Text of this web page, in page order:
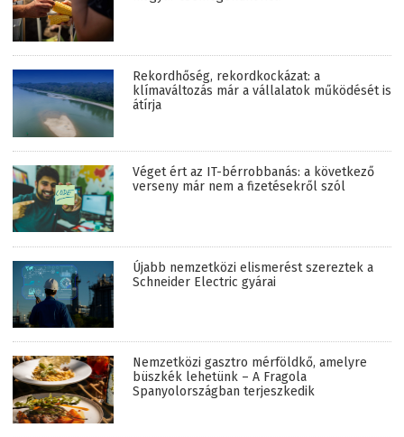
Rekordhőség, rekordkockázat: a
klímaváltozás már a vállalatok működését is
átírja
Véget ért az IT-bérrobbanás: a következő
verseny már nem a fizetésekről szól
Újabb nemzetközi elismerést szereztek a
Schneider Electric gyárai
Nemzetközi gasztro mérföldkő, amelyre
büszkék lehetünk – A Fragola
Spanyolországban terjeszkedik